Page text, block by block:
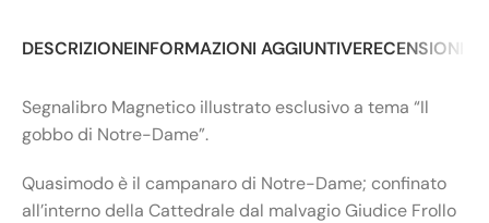
DESCRIZIONEINFORMAZIONI AGGIUNTIVERECENSIONI
Segnalibro Magnetico illustrato esclusivo a tema “Il
gobbo di Notre-Dame”.
Quasimodo è il campanaro di Notre-Dame; confinato
all’interno della Cattedrale dal malvagio Giudice Frollo